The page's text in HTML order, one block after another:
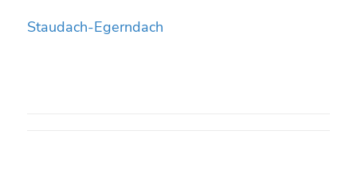
Staudach-Egerndach